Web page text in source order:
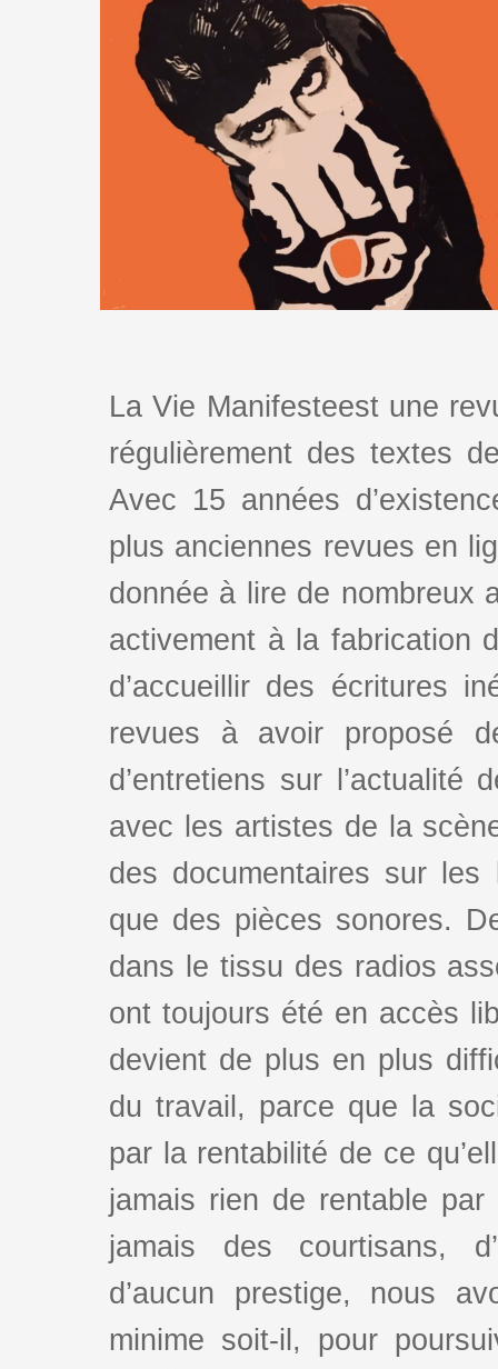
La Vie Manifesteest une
régulièrement des textes
Avec 15 années
plus anciennes revues en
donnée à lire de nombreux
activement à la fabrication
d’accueillir des écritures
revues à avoir proposé
d’entretiens sur l’actualité
avec les artistes de la
des documentaires sur
que des pièces sonores.
dans le tissu des radios
ont toujours été en accès
devient de plus en plus
du travail, parce que la
par la rentabilité de ce
jamais rien de rentable
jamais des courtisans,
d’aucun prestige, nous
minime soit-il, pour